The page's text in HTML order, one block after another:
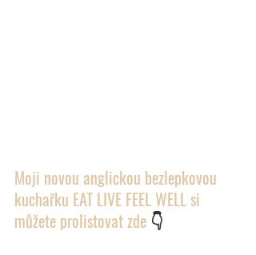
Moji novou anglickou bezlepkovou
kuchařku EAT LIVE FEEL WELL si
můžete prolistovat zde 👇